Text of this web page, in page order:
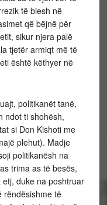
të biesh në
që bëjnë për
sikur njera palë
tjetër armiqt më të
është këthyer në
politikanët tanë,
ndot ti shohësh,
si Don Kishoti me
plehut). Madje
politikanësh na
trima as të besës,
duke na poshtruar
rëndësishme të